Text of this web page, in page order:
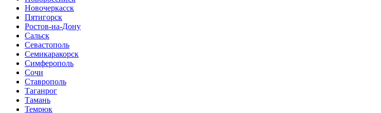
Новочеркасск
Пятигорск
Ростов-на-Дону
Сальск
Севастополь
Семикаракорск
Симферополь
Сочи
Ставрополь
Таганрог
Тамань
Темрюк